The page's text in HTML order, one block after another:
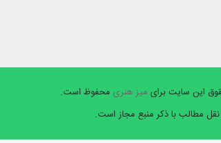
این سایت برای میز هنری محفوظ است.
نقل مطالب با ذکر منبع مجاز است.